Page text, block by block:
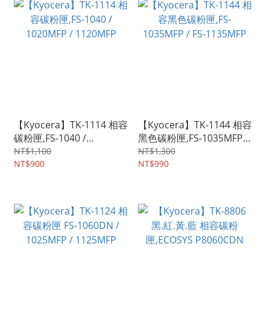
【Kyocera】TK-1114 相容
碳粉匣,FS-1040 /
1020MFP / 1120MFP
NT$1,100
NT$900
【Kyocera】TK-1144 相容
黑色碳粉匣,FS-1035MFP /
FS-1135MFP
NT$1,300
NT$990